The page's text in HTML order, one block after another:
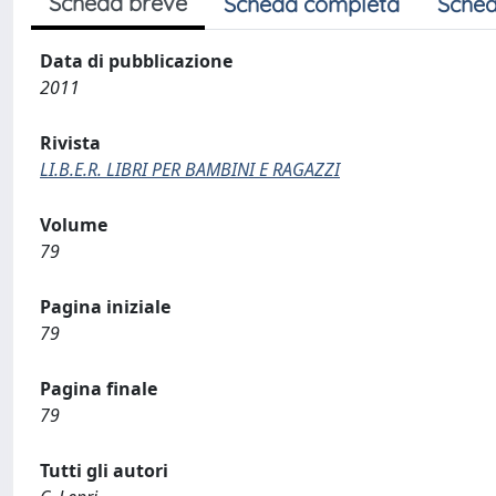
Data di pubblicazione
2011
Rivista
LI.B.E.R. LIBRI PER BAMBINI E RAGAZZI
Volume
79
Pagina iniziale
79
Pagina finale
79
Tutti gli autori